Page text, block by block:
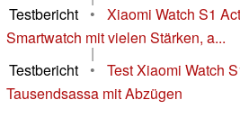
Testbericht
•
Xiaomi Watch S1
Smartwatch mit vielen Stärken, a...
|
Testbericht
•
Test Xiaomi Watch
Tausendsassa mit Abzügen